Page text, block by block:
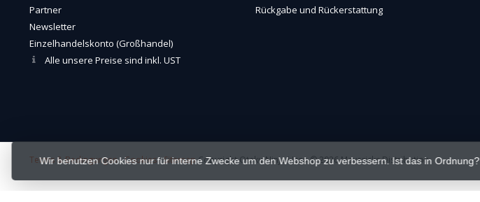
Partner
Newsletter
Einzelhandelskonto (Großhandel)
Alle unsere Preise sind inkl. UST
Rückgabe und Rückerstattung
Wir benutzen Cookies nur für interne Zwecke um den Webshop zu verbessern. Ist das in Ordnung?
Terms & Bedingungen-Cookies-SitemapCopyright Otaku Ninja Hero © 2026 Mavericks Distribution